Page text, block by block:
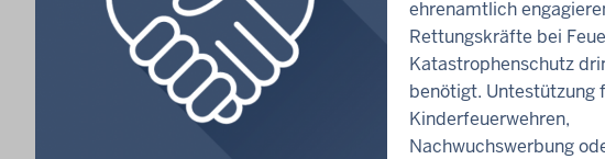
ehrenamtlich
Rettungskräfte bei
Katastrophenschutz
benötigt. Untestützung
Kinderfeuerwehren,
Nachwuchswerbung